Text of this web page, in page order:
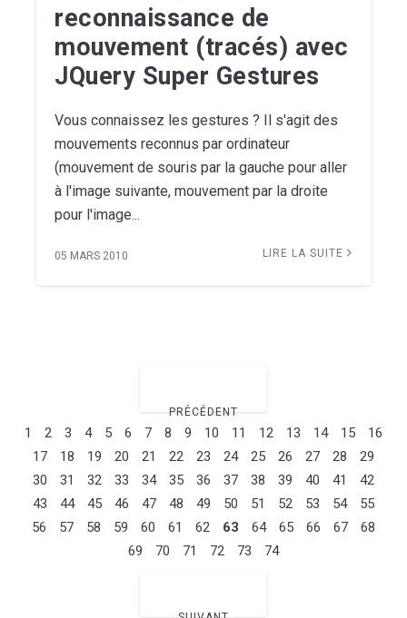
reconnaissance de
mouvement (tracés) avec
JQuery Super Gestures
Vous connaissez les gestures ? Il s'agit des
mouvements reconnus par ordinateur
(mouvement de souris par la gauche pour aller
à l'image suivante, mouvement par la droite
pour l'image...
05 MARS 2010 LIRE LA SUITE
PRÉCÉDENT
1 2 3 4 5 6 7 8 9 10 11 12 13 14 15
16
17
18 19 20 21 22 23 24 25 26 27 28
29
30
31 32 33 34 35 36 37 38 39 40 41
42
43
44 45 46 47 48 49 50 51 52 53 54
55
56
57 58 59 60 61 62 63 64 65 66 67
68
69
70 71 72 73 74